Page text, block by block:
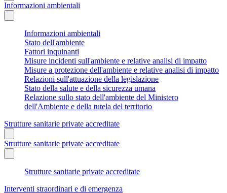
Informazioni ambientali
Informazioni ambientali
Stato dell'ambiente
Fattori inquinanti
Misure incidenti sull'ambiente e relative analisi di impatto
Misure a protezione dell'ambiente e relative analisi di impatto
Relazioni sull'attuazione della legislazione
Stato della salute e della sicurezza umana
Relazione sullo stato dell'ambiente del Ministero
dell'Ambiente e della tutela del territorio
Strutture sanitarie private accreditate
Strutture sanitarie private accreditate
Strutture sanitarie private accreditate
Interventi straordinari e di emergenza